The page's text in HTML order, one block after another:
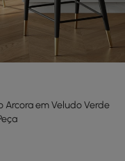
Arcora em Veludo Verde